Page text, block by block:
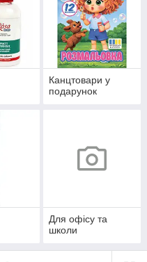
Канцтовари у
подарунок
Для офісу та
школи